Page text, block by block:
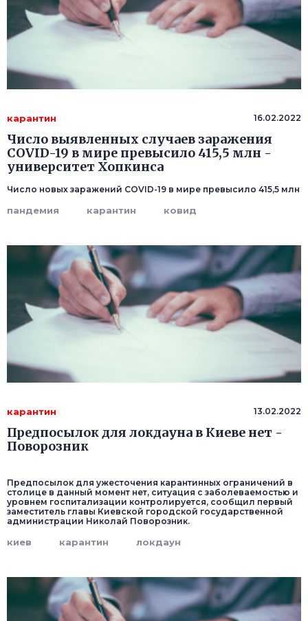
карантин 16.02.2022
Число выявленных случаев заражения
COVID-19 в мире превысило 415,5 млн -
университет Хопкинса
Число новых заражений COVID-19 в мире превысило 415,5 млн
пандемия карантин ковид
карантин 13.02.2022
Предпосылок для локдауна в Киеве нет -
Поворозник
Предпосылок для ужесточения карантинных ограничений в
столице в данный момент нет, ситуация с заболеваемостью и
уровнем госпитализации контролируется, сообщил первый
заместитель главы Киевской городской государственной
администрации Николай Поворозник.
киев карантин локдаун